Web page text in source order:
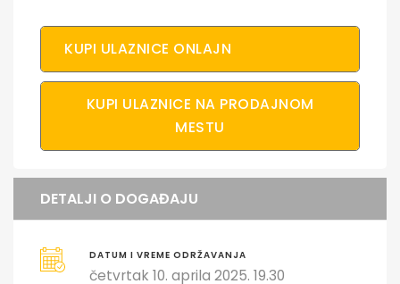
KUPI ULAZNICE ONLAJN
KUPI ULAZNICE NA PRODAJNOM
MESTU
DETALJI O DOGAĐAJU
DATUM I VREME ODRŽAVANJA
četvrtak 10. aprila 2025. 19.30